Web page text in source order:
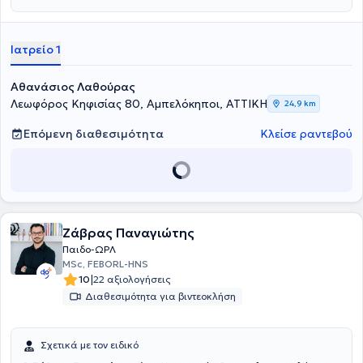
Comenius University και απόφοιτος του Μεταπτυχιακού
Εθνικού και Καποδιστριακού Πανεπιστημίου Αθηνών (Ε.Κ.Π.Α).
Ολοκλήρωσε την Ειδικότητα Ωτορινολαρυγγολογίας-Χειρουργικής
Κεφαλής και Τραχήλου στην Ά Ωτορινολαρυγγολογική Κλινική του
Εθνικού και Καποδιστριακού Πανεπιστημίου Αθηνών (Ε.Κ.Π.Α) στο
Γ.Ν.Α. "Ιπποκράτειο". Τέλος, είναι συνεργάτης της Α'
Ιατρείο 1
Αθανάσιος Λαθούρας
Λεωφόρος Κηφισίας 80, Αμπελόκηποι, ΑΤΤΙΚΗ
24,9 km
Επόμενη διαθεσιμότητα Κλείσε ραντεβού
Ζάβρας Παναγιώτης
Παιδο-ΩΡΛ
MSc, FEBORL-HNS
10|22 αξιολογήσεις
Διαθεσιμότητα για βιντεοκλήση
Σχετικά με τον ειδικό